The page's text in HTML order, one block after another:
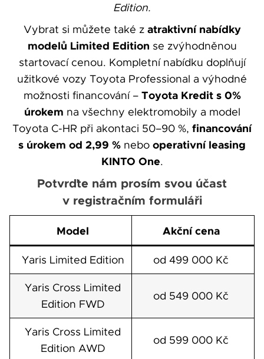
Edition.
Vybrat si můžete také z atraktivní nabídky
modelů Limited Edition se zvýhodněnou
startovací cenou. Kompletní nabídku doplňují
užitkové vozy Toyota Professional a výhodné
možnosti financování – Toyota Kredit s 0%
úrokem na všechny elektromobily a model
Toyota C-HR při akontaci 50–90 %, financování
s úrokem od 2,99 % nebo operativní leasing
KINTO One.
Potvrďte nám prosím svou účast
v registračním formuláři
Model Akční cena
Yaris Limited Edition od 499 000 Kč
Yaris Cross Limited
Edition FWD
od 549 000 Kč
Yaris Cross Limited
Edition AWD
od 599 000 Kč